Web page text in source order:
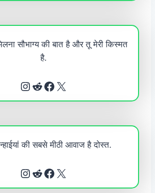
सौभाग्य की बात है और तू मेरी किस्मत
है.
Instagram Reddit Facebook X
की सबसे मीठी आवाज है दोस्त.
Instagram Reddit Facebook X